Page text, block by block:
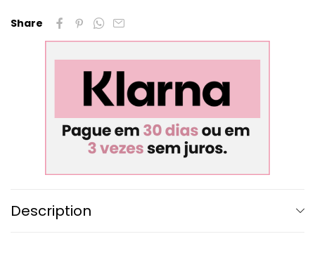
Share
Description